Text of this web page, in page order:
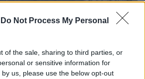
Do Not Process My Personal
of the sale, sharing to third parties, or
or sensitive information for
us, please use the below opt-out